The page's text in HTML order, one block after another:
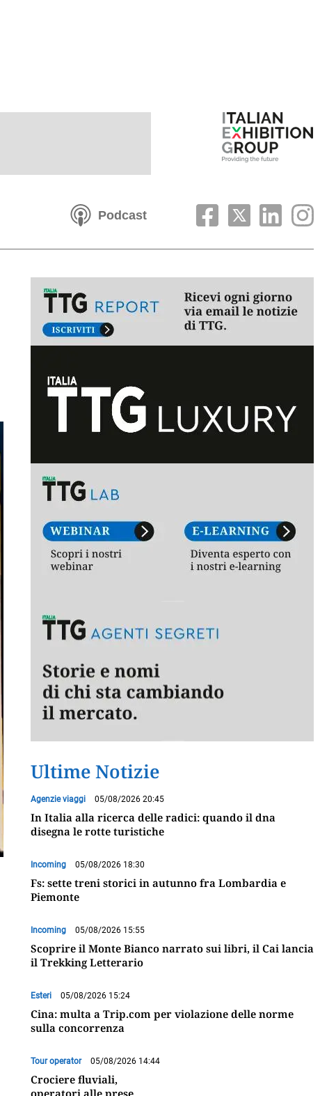
Podcast
Ultime Notizie
Agenzie viaggi 05/08/2026 20:45
In Italia alla ricerca delle radici: quando il dna
disegna le rotte turistiche
Incoming 05/08/2026 18:30
Fs: sette treni storici in autunno fra Lombardia e
Piemonte
Incoming 05/08/2026 15:55
Scoprire il Monte Bianco narrato sui libri, il Cai lancia
il Trekking Letterario
Esteri 05/08/2026 15:24
Cina: multa a Trip.com per violazione delle norme
sulla concorrenza
Tour operator 05/08/2026 14:44
Crociere fluviali,
operatori alle prese